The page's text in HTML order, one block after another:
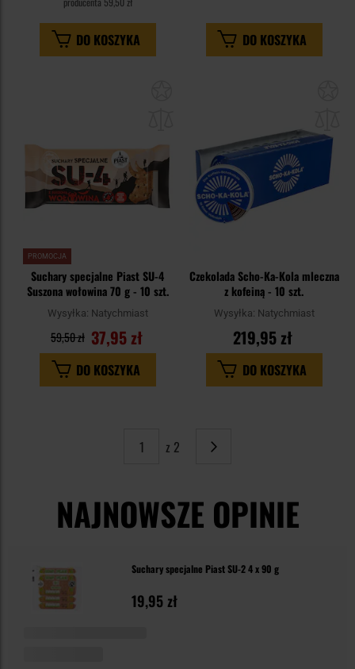
DO KOSZYKA DO KOSZYKA
PROMOCJA
Suchary specjalne Piast SU-4
Suszona wołowina 70 g - 10 szt.
Wysyłka: Natychmiast
37,95 zł
59,50 zł
DO KOSZYKA
Czekolada Scho-Ka-Kola mleczna
z kofeiną - 10 szt.
Wysyłka: Natychmiast
219,95 zł
DO KOSZYKA
z 2
Strona
Następne
NAJNOWSZE OPINIE
Suchary specjalne Piast SU-2 4 x 90 g
19,95 zł